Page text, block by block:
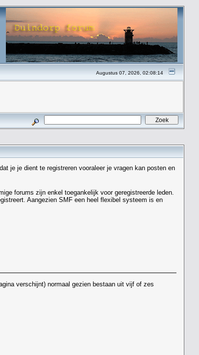
Augustus 07, 2026, 02:08:14
je je dient te registreren vooraleer je vragen kan posten en
forums zijn enkel toegankelijk voor geregistreerde leden.
Aangezien SMF een heel flexibel systeem is en
verschijnt) normaal gezien bestaan uit vijf of zes